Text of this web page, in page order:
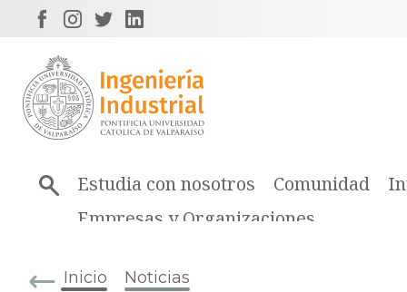
Estudia con nosotros Comunidad
Empresas y Organizaciones
Inicio Noticias